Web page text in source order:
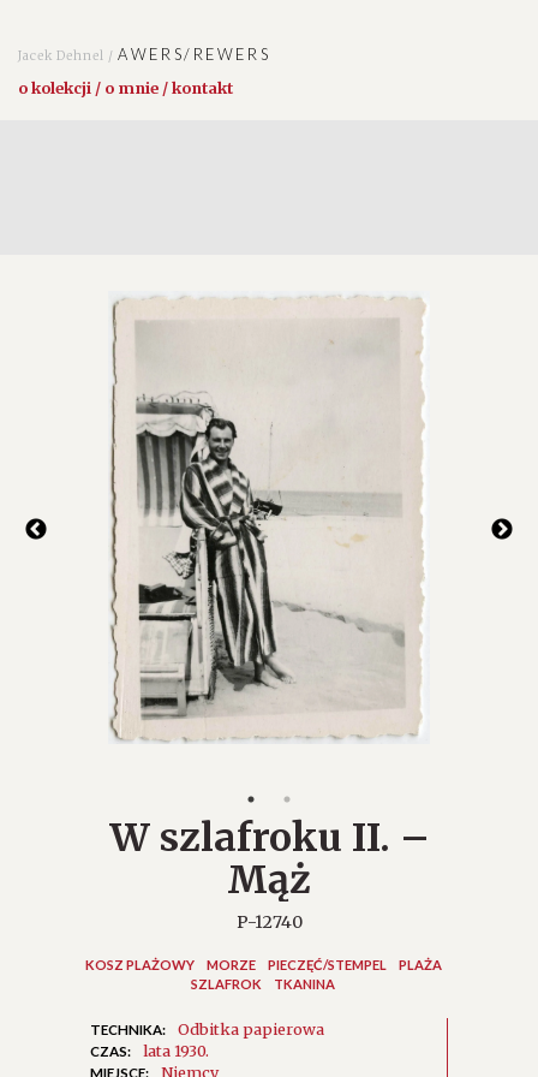
Jacek Dehnel /AWERS/REWERS
o kolekcji / o mnie / kontakt
W szlafroku II. –
Mąż
P-12740
KOSZ PLAŻOWY MORZE PIECZĘĆ/STEMPEL
PLAŻA
SZLAFROK
TKANINA
TECHNIKA: Odbitka papierowa
CZAS: lata 1930.
MIEJSCE: Niemcy